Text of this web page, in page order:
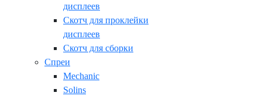
дисплеев
Скотч для проклейки
дисплеев
Скотч для сборки
Спреи
Mechanic
Solins